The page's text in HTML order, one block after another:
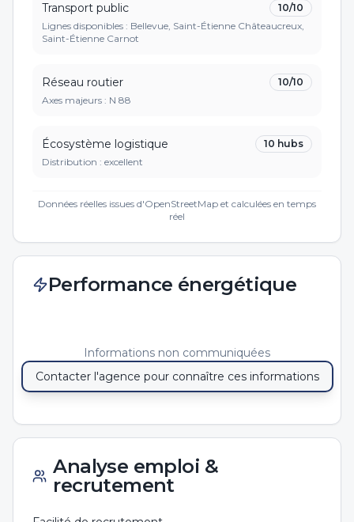
Transport public 10/10
Lignes disponibles : Bellevue, Saint-Étienne Châteaucreux,
Saint-Étienne Carnot
Réseau routier 10/10
Axes majeurs : N 88
Écosystème logistique 10 hubs
Distribution : excellent
Données réelles issues d'OpenStreetMap et calculées en temps
réel
Performance énergétique
Informations non communiquées
Contacter l'agence pour connaître ces informations
Analyse emploi &
recrutement